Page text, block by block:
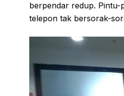
berpendar redup.
telepon tak bersorak-